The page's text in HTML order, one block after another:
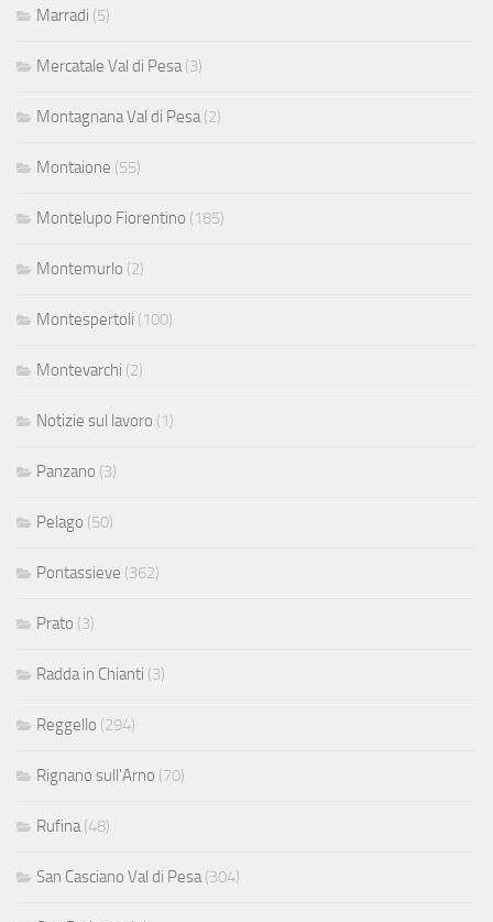
Marradi (5)
Mercatale Val di Pesa(3)
Montagnana Val di Pesa(2)
Montaione (55)
Montelupo Fiorentino (185)
Montemurlo (2)
Montespertoli (100)
Montevarchi (2)
Notizie sul lavoro (1)
Panzano (3)
Pelago (50)
Pontassieve (362)
Prato (3)
Radda in Chianti (3)
Reggello (294)
Rignano sull'Arno (70)
Rufina(48)
San Casciano Val di Pesa(304)